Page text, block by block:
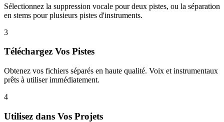
Sélectionnez la suppression vocale pour deux pistes, ou la séparation
en stems pour plusieurs pistes d'instruments.
3
Téléchargez Vos Pistes
Obtenez vos fichiers séparés en haute qualité. Voix et instrumentaux
prêts à utiliser immédiatement.
4
Utilisez dans Vos Projets